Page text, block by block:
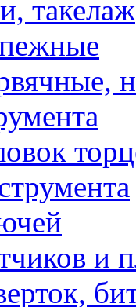
такелаж
и